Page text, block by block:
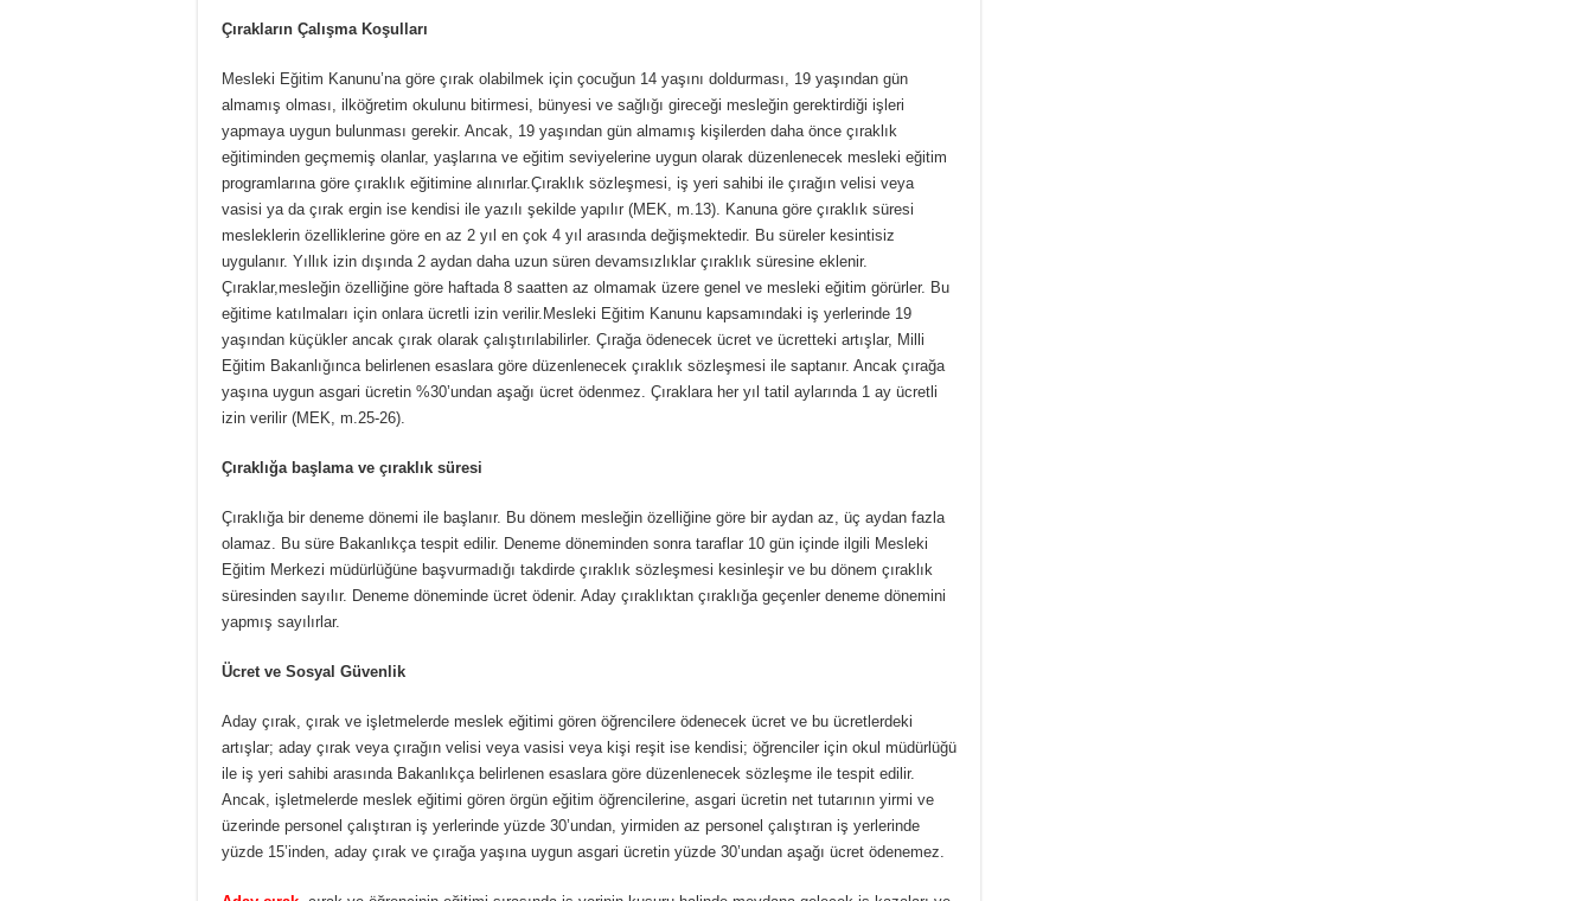
Çırakların Çalışma Koşulları
Mesleki Eğitim Kanunu’na göre çırak olabilmek için çocuğun 14 yaşını doldurması, 19 yaşından gün
almamış olması, ilköğretim okulunu bitirmesi, bünyesi ve sağlığı gireceği mesleğin gerektirdiği işleri
yapmaya uygun bulunması gerekir. Ancak, 19 yaşından gün almamış kişilerden daha önce çıraklık
eğitiminden geçmemiş olanlar, yaşlarına ve eğitim seviyelerine uygun olarak düzenlenecek mesleki eğitim
programlarına göre çıraklık eğitimine alınırlar.Çıraklık sözleşmesi, iş yeri sahibi ile çırağın velisi veya
vasisi ya da çırak ergin ise kendisi ile yazılı şekilde yapılır (MEK, m.13). Kanuna göre çıraklık süresi
mesleklerin özelliklerine göre en az 2 yıl en çok 4 yıl arasında değişmektedir. Bu süreler kesintisiz
uygulanır. Yıllık izin dışında 2 aydan daha uzun süren devamsızlıklar çıraklık süresine eklenir.
Çıraklar,mesleğin özelliğine göre haftada 8 saatten az olmamak üzere genel ve mesleki eğitim görürler. Bu
eğitime katılmaları için onlara ücretli izin verilir.Mesleki Eğitim Kanunu kapsamındaki iş yerlerinde 19
yaşından küçükler ancak çırak olarak çalıştırılabilirler. Çırağa ödenecek ücret ve ücretteki artışlar, Milli
Eğitim Bakanlığınca belirlenen esaslara göre düzenlenecek çıraklık sözleşmesi ile saptanır. Ancak çırağa
yaşına uygun asgari ücretin %30’undan aşağı ücret ödenmez. Çıraklara her yıl tatil aylarında 1 ay ücretli
izin verilir (MEK, m.25-26).
Çıraklığa başlama ve çıraklık süresi
Çıraklığa bir deneme dönemi ile başlanır. Bu dönem mesleğin özelliğine göre bir aydan az, üç aydan fazla
olamaz. Bu süre Bakanlıkça tespit edilir. Deneme döneminden sonra taraflar 10 gün içinde ilgili Mesleki
Eğitim Merkezi müdürlüğüne başvurmadığı takdirde çıraklık sözleşmesi kesinleşir ve bu dönem çıraklık
süresinden sayılır. Deneme döneminde ücret ödenir. Aday çıraklıktan çıraklığa geçenler deneme dönemini
yapmış sayılırlar.
Ücret ve Sosyal Güvenlik
Aday çırak, çırak ve işletmelerde meslek eğitimi gören öğrencilere ödenecek ücret ve bu ücretlerdeki
artışlar; aday çırak veya çırağın velisi veya vasisi veya kişi reşit ise kendisi; öğrenciler için okul müdürlüğü
ile iş yeri sahibi arasında Bakanlıkça belirlenen esaslara göre düzenlenecek sözleşme ile tespit edilir.
Ancak, işletmelerde meslek eğitimi gören örgün eğitim öğrencilerine, asgari ücretin net tutarının yirmi ve
üzerinde personel çalıştıran iş yerlerinde yüzde 30’undan, yirmiden az personel çalıştıran iş yerlerinde
yüzde 15’inden, aday çırak ve çırağa yaşına uygun asgari ücretin yüzde 30’undan aşağı ücret ödenemez.